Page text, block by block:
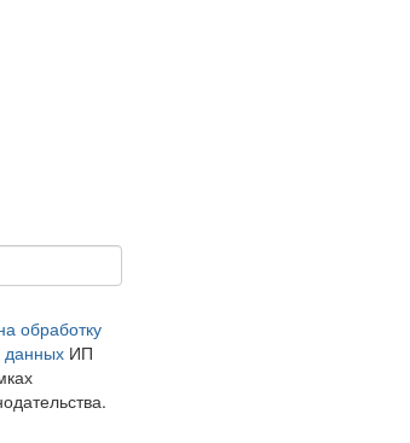
обработку
данныхИП